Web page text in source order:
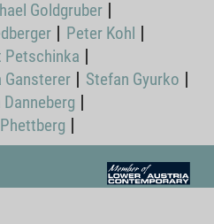
Goldgruber
Peter Kohl
Petschinka
Gansterer
Stefan Gyurko